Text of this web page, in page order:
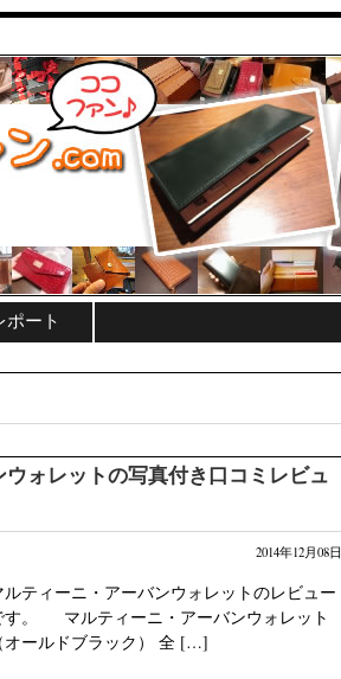
ポート
ォレットの写真付き口コミレビュ
2014年12月08日
ルティーニ・アーバンウォレットのレビュー
す。 マルティーニ・アーバンウォレット
（オールドブラック） 全 […]